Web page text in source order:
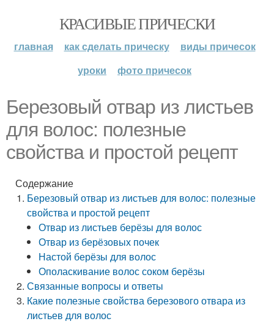
КРАСИВЫЕ ПРИЧЕСКИ
главная как сделать прическу
виды причесок
уроки
фото причесок
Березовый отвар из листьев
для волос: полезные
свойства и простой рецепт
Содержание
Березовый отвар из листьев для волос: полезные
свойства и простой рецепт
Отвар из листьев берёзы для волос
Отвар из берёзовых почек
Настой берёзы для волос
Ополаскивание волос соком берёзы
Связанные вопросы и ответы
Какие полезные свойства березового отвара из
листьев для волос